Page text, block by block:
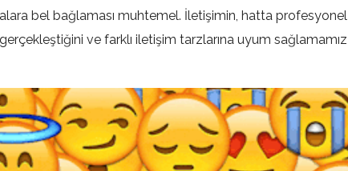
bel bağlaması muhtemel. İletişimin, hatta profesyonel
ve farklı iletişim tarzlarına uyum sağlamamız